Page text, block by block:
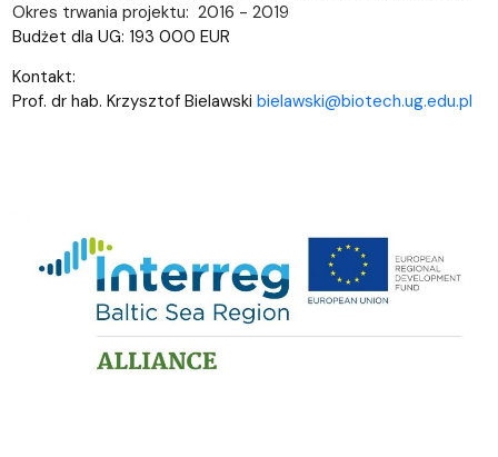
Okres trwania projektu: 2016 - 2019
Budżet dla UG: 193 000 EUR
Kontakt:
Prof. dr hab. Krzysztof Bielawski bielawski@biotech.ug.edu.pl